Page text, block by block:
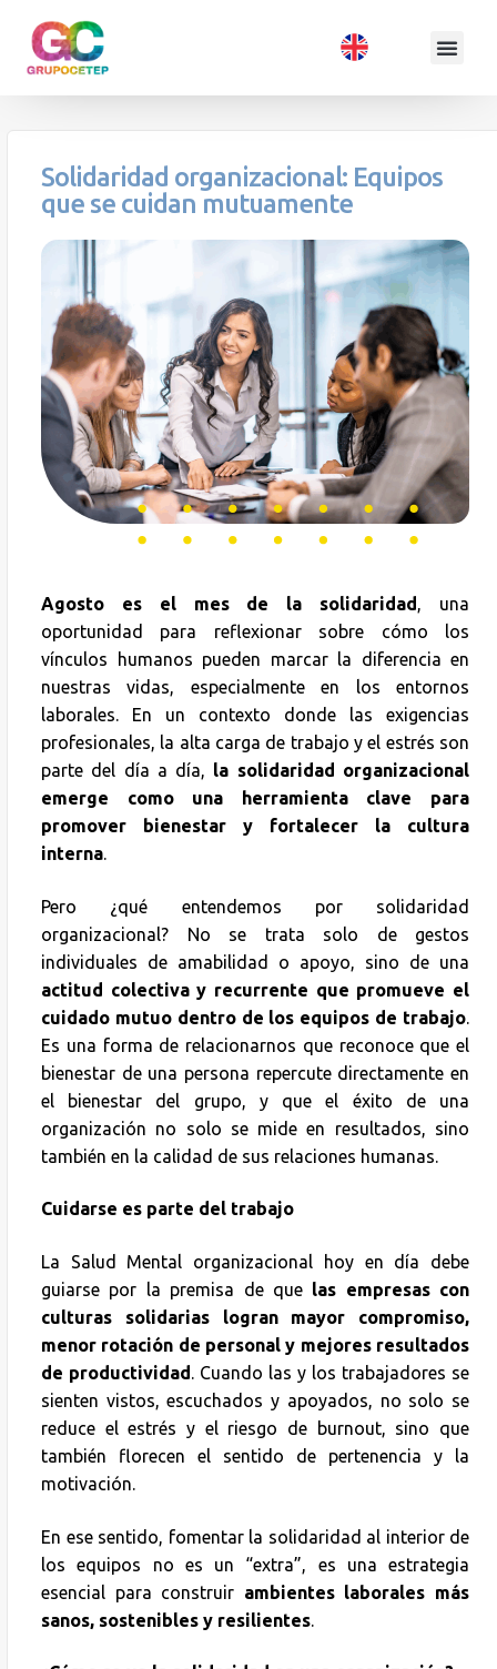
Solidaridad organizacional: Equipos
que se cuidan mutuamente
Agosto es el mes de la solidaridad, una
oportunidad para reflexionar sobre cómo los
vínculos humanos pueden marcar la diferencia en
nuestras vidas, especialmente en los entornos
laborales. En un contexto donde las exigencias
profesionales, la alta carga de trabajo y el estrés son
parte del día a día, la solidaridad organizacional
emerge como una herramienta clave para
promover bienestar y fortalecer la cultura
interna.
Pero ¿qué entendemos por solidaridad
organizacional? No se trata solo de gestos
individuales de amabilidad o apoyo, sino de una
actitud colectiva y recurrente que promueve el
cuidado mutuo dentro de los equipos de trabajo.
Es una forma de relacionarnos que reconoce que el
bienestar de una persona repercute directamente en
el bienestar del grupo, y que el éxito de una
organización no solo se mide en resultados, sino
también en la calidad de sus relaciones humanas.
Cuidarse es parte del trabajo
La Salud Mental organizacional hoy en día debe
guiarse por la premisa de que las empresas con
culturas solidarias logran mayor compromiso,
menor rotación de personal y mejores resultados
de productividad. Cuando las y los trabajadores se
sienten vistos, escuchados y apoyados, no solo se
reduce el estrés y el riesgo de burnout, sino que
también florecen el sentido de pertenencia y la
motivación.
En ese sentido, fomentar la solidaridad al interior de
los equipos no es un “extra”, es una estrategia
esencial para construir ambientes laborales más
sanos, sostenibles y resilientes.